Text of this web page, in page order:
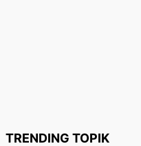
TRENDING TOPIK